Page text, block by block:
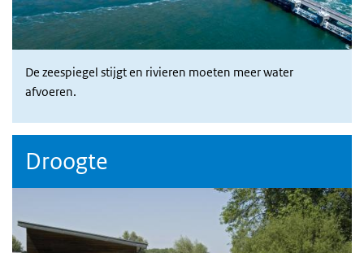
De zeespiegel stijgt en rivieren moeten meer water
afvoeren.
Droogte